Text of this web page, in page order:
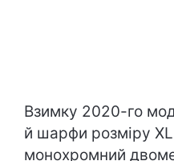
Взимку 2020-го
й шарфи розміру
монохромний